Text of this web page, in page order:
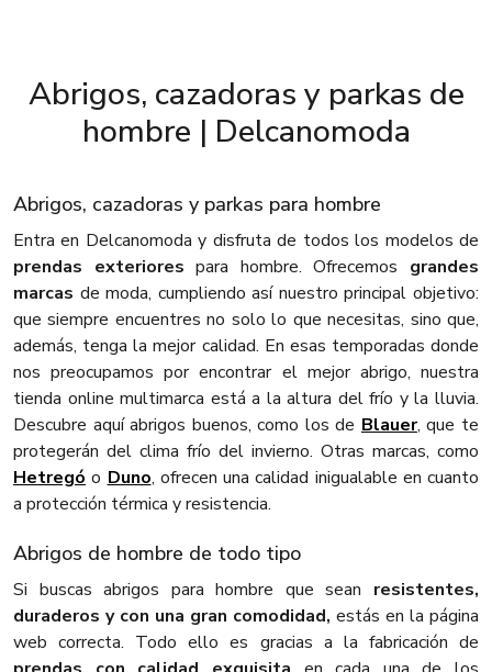
Abrigos, cazadoras y parkas de
hombre | Delcanomoda
Abrigos, cazadoras y parkas para hombre
Entra en Delcanomoda y disfruta de todos los modelos de
prendas exteriores para hombre. Ofrecemos grandes
marcas de moda, cumpliendo así nuestro principal objetivo:
que siempre encuentres no solo lo que necesitas, sino que,
además, tenga la mejor calidad. En esas temporadas donde
nos preocupamos por encontrar el mejor abrigo, nuestra
tienda online multimarca está a la altura del frío y la lluvia.
Descubre aquí abrigos buenos, como los de Blauer, que te
protegerán del clima frío del invierno. Otras marcas, como
Hetregó o Duno, ofrecen una calidad inigualable en cuanto
a protección térmica y resistencia.
Abrigos de hombre de todo tipo
Si buscas abrigos para hombre que sean resistentes,
duraderos y con una gran comodidad, estás en la página
web correcta. Todo ello es gracias a la fabricación de